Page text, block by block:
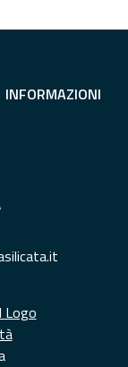
INFORMAZIONI
Logo